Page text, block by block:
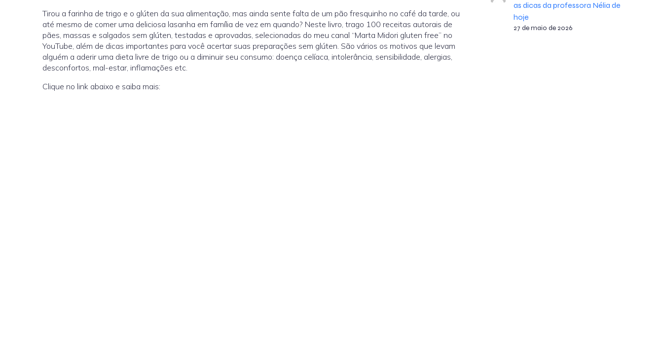
Tirou a farinha de trigo e o glúten da sua alimentação, mas ainda sente falta de um pão fresquinho no café da tarde, ou
até mesmo de comer uma deliciosa lasanha em família de vez em quando? Neste livro, trago 100 receitas autorais de
pães, massas e salgados sem glúten, testadas e aprovadas, selecionadas do meu canal “Marta Midori gluten free” no
YouTube, além de dicas importantes para você acertar suas preparações sem glúten. São vários os motivos que levam
alguém a aderir uma dieta livre de trigo ou a diminuir seu consumo: doença celíaca, intolerância, sensibilidade, alergias,
desconfortos, mal-estar, inflamações etc.
Clique no link abaixo e saiba mais:
as dicas da professora Nélia de
hoje
27 de maio de 2026